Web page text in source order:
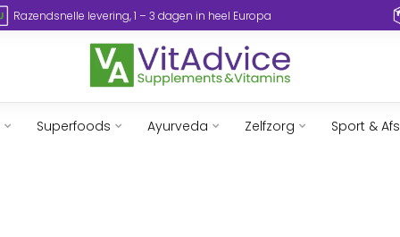
Razendsnelle levering, 1 – 3 dagen in heel Europa
Superfoods Ayurveda Zelfzorg Sport &